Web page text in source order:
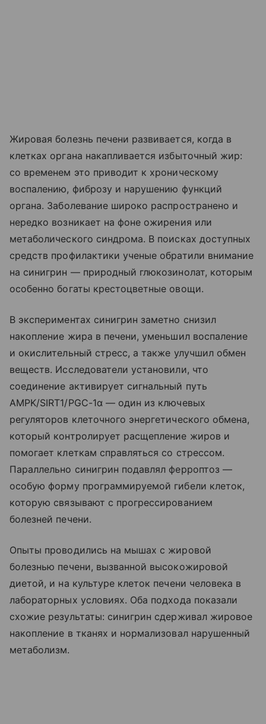
Жировая болезнь печени развивается, когда в
клетках органа накапливается избыточный жир:
со временем это приводит к хроническому
воспалению, фиброзу и нарушению функций
органа. Заболевание широко распространено и
нередко возникает на фоне ожирения или
метаболического синдрома. В поисках доступных
средств профилактики ученые обратили внимание
на синигрин — природный глюкозинолат, которым
особенно богаты крестоцветные овощи.
В экспериментах синигрин заметно снизил
накопление жира в печени, уменьшил воспаление
и окислительный стресс, а также улучшил обмен
веществ. Исследователи установили, что
соединение активирует сигнальный путь
AMPK/SIRT1/PGC-1α — один из ключевых
регуляторов клеточного энергетического обмена,
который контролирует расщепление жиров и
помогает клеткам справляться со стрессом.
Параллельно синигрин подавлял ферроптоз —
особую форму программируемой гибели клеток,
которую связывают с прогрессированием
болезней печени.
Опыты проводились на мышах с жировой
болезнью печени, вызванной высокожировой
диетой, и на культуре клеток печени человека в
лабораторных условиях. Оба подхода показали
схожие результаты: синигрин сдерживал жировое
накопление в тканях и нормализовал нарушенный
метаболизм.